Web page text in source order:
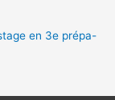
en 3e prépa-